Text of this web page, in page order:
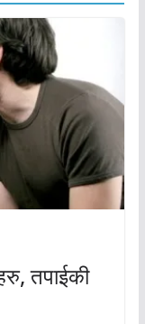
तपाईकी